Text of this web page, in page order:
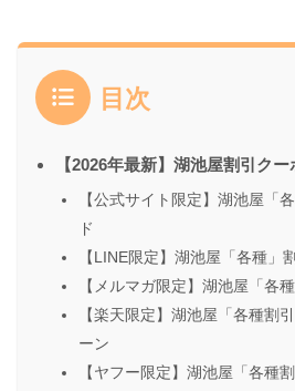
目次
【2026年最新】湖池屋割引ク
【公式サイト限定】湖池屋「
ド
【LINE限定】湖池屋「各種」
【メルマガ限定】湖池屋「各
【楽天限定】湖池屋「各種割
ーン
【ヤフー限定】湖池屋「各種